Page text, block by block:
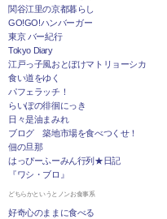
関谷江里の京都暮らし
GO!GO!ハンバーガー
東京 バー紀行
Tokyo Diary
江戸っ子風おとぼけマトリョーシカ
食い道をゆく
パフェラッチ！
らいぽの徘徊にっき
日々是油まみれ
ブログ 築地市場を食べつくせ！
佃の旦那
はっぴーふーみん行列★日記
『ワシ・ブロ』
どちらかというとノンお食事系
好奇心のままに食べる